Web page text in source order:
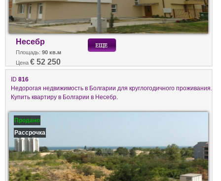
Несебр
Площадь: 90 кв.м
Цена € 52 250
ID 816
Недорогая недвижимость в Болгарии для круглогодичного проживания.
Купить квартиру в Болгарии в Несебр.
Продано
Рассрочка